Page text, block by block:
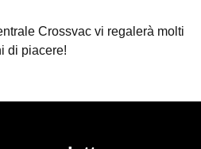
Crossvac vi regalerà molti
di piacere!